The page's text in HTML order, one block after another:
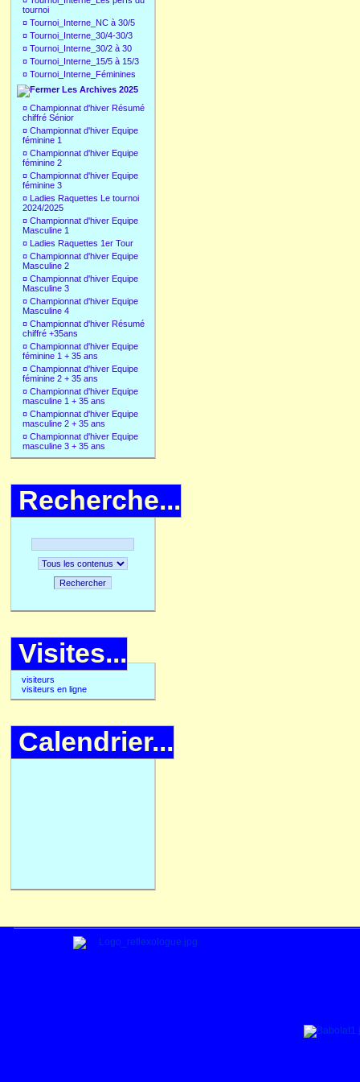
tournoi
¤ Tournoi_Interne_NC à 30/5
¤ Tournoi_Interne_30/4-30/3
¤ Tournoi_Interne_30/2 à 30
¤ Tournoi_Interne_15/5 à 15/3
¤ Tournoi_Interne_Féminines
Les Archives 2025
¤ Championnat d'hiver Résumé
chiffré Sénior
¤ Championnat d'hiver Equipe
féminine 1
¤ Championnat d'hiver Equipe
féminine 2
¤ Championnat d'hiver Equipe
féminine 3
¤ Ladies Raquettes Le tournoi
2024/2025
¤ Championnat d'hiver Equipe
Masculine 1
¤ Ladies Raquettes 1er Tour
¤ Championnat d'hiver Equipe
Masculine 2
¤ Championnat d'hiver Equipe
Masculine 3
¤ Championnat d'hiver Equipe
Masculine 4
¤ Championnat d'hiver Résumé
chiffré +35ans
¤ Championnat d'hiver Equipe
féminine 1 + 35 ans
¤ Championnat d'hiver Equipe
féminine 2 + 35 ans
¤ Championnat d'hiver Equipe
masculine 1 + 35 ans
¤ Championnat d'hiver Equipe
masculine 2 + 35 ans
¤ Championnat d'hiver Equipe
masculine 3 + 35 ans
Recherche...
Rechercher
Visites...
visiteurs
visiteurs en ligne
Calendrier...